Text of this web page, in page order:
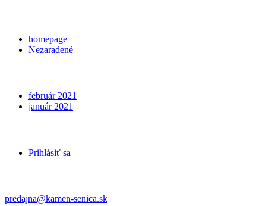
homepage
Nezaradené
február 2021
január 2021
Prihlásiť sa
predajna@kamen-senica.sk